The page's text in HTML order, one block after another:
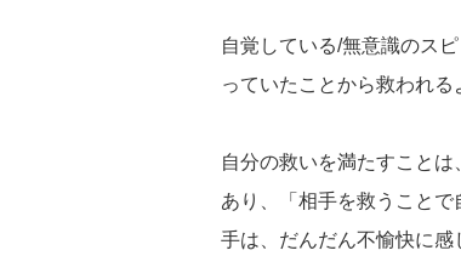
自覚している/無意識のス
っていたことから救われる
自分の救いを満たすこと
あり、「相手を救うこと
手は、だんだん不愉快に感